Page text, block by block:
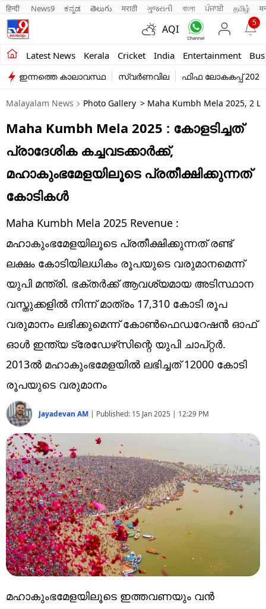
हिन्दी News9 ಕನ್ನಡ తెలుగు मराठी ગુજરાતી বাংলা ਪੰਜਾਬੀ தமிழ்
AQI
5
Latest News Kerala Cricket India Entertainment
Kerala
India
Entertainment
Business
Education
Sports
Lifestyle
world
Technology
Web Story
Photo
Short Videos
ഇന്നത്തെ കാലാവസ്ഥ സ്വർണവില ഫിഫ ലോകകപ്പ് 2026
Malayalam News Photo Gallery > Maha Kumbh Mela 2025, 2
Maha Kumbh Mela 2025 : കോളടിച്ചത്
പ്രാദേശിക കച്ചവടക്കാര്‍ക്ക്,
മഹാകുംഭമേളയിലൂടെ പ്രതീക്ഷിക്കുന്നത്
കോടികള്‍
Maha Kumbh Mela 2025 Revenue :
മഹാകുംഭമേളയിലൂടെ പ്രതീക്ഷിക്കുന്നത് രണ്ട്
ലക്ഷം കോടിയിലധികം രൂപയുടെ വരുമാനമെന്ന്
യുപി മന്ത്രി. ഭക്തര്‍ക്ക് ആവശ്യമായ അടിസ്ഥാന
വസ്തുക്കളില്‍ നിന്ന് മാത്രം 17,310 കോടി രൂപ
വരുമാനം ലഭിക്കുമെന്ന് കോണ്‍ഫെഡറേഷന്‍ ഓഫ്
ഓള്‍ ഇന്ത്യ ട്രേഡേഴ്‌സിന്റെ യുപി ചാപ്റ്റര്‍.
2013ല്‍ മഹാകുംഭമേളയില്‍ ലഭിച്ചത് 12000 കോടി
രൂപയുടെ വരുമാനം
Jayadevan AM | Published: 15 Jan 2025 | 12:29 PM
മഹാകുംഭമേളയിലൂടെ ഇത്തവണയും വന്‍